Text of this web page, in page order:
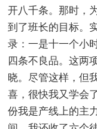
开八千条。那时，
到了班长的目标。
录：一是十一个小
四条不良品。这两
晓。尽管这样，但
喜，很快我又学会
份我是产线上的主